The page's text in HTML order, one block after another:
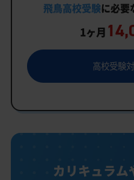
飛鳥高校受験に必要
1ヶ月
高校受験
カリキュラム